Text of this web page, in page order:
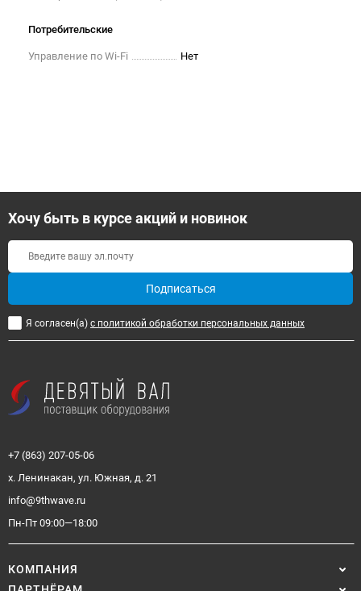
Потребительские
Управление по Wi-Fi Нет
Хочу быть в курсе акций и новинок
Подписаться
Я согласен(a) с политикой обработки персональных данных
+7 (863) 207-05-06
х. Ленинакан, ул. Южная, д. 21
info@9thwave.ru
Пн-Пт 09:00—18:00
КОМПАНИЯ